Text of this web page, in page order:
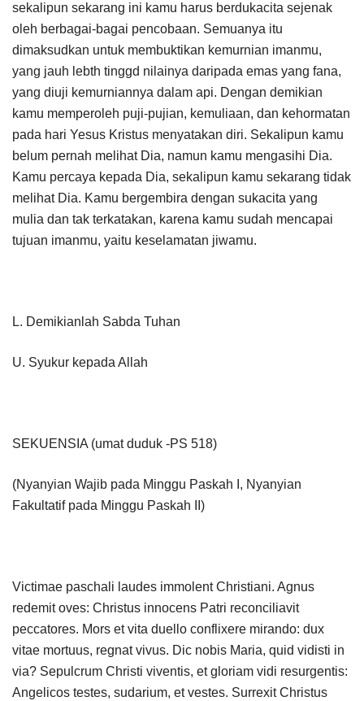
sekalipun sekarang ini kamu harus berdukacita sejenak
oleh berbagai-bagai pencobaan. Semuanya itu
dimaksudkan untuk membuktikan kemurnian imanmu,
yang jauh lebth tinggd nilainya daripada emas yang fana,
yang diuji kemurniannya dalam api. Dengan demikian
kamu memperoleh puji-pujian, kemuliaan, dan kehormatan
pada hari Yesus Kristus menyatakan diri. Sekalipun kamu
belum pernah melihat Dia, namun kamu mengasihi Dia.
Kamu percaya kepada Dia, sekalipun kamu sekarang tidak
melihat Dia. Kamu bergembira dengan sukacita yang
mulia dan tak terkatakan, karena kamu sudah mencapai
tujuan imanmu, yaitu keselamatan jiwamu.
L. Demikianlah Sabda Tuhan
U. Syukur kepada Allah
SEKUENSIA (umat duduk -PS 518)
(Nyanyian Wajib pada Minggu Paskah I, Nyanyian
Fakultatif pada Minggu Paskah II)
Victimae paschali laudes immolent Christiani. Agnus
redemit oves: Christus innocens Patri reconciliavit
peccatores. Mors et vita duello conflixere mirando: dux
vitae mortuus, regnat vivus. Dic nobis Maria, quid vidisti in
via? Sepulcrum Christi viventis, et gloriam vidi resurgentis:
Angelicos testes, sudarium, et vestes. Surrexit Christus